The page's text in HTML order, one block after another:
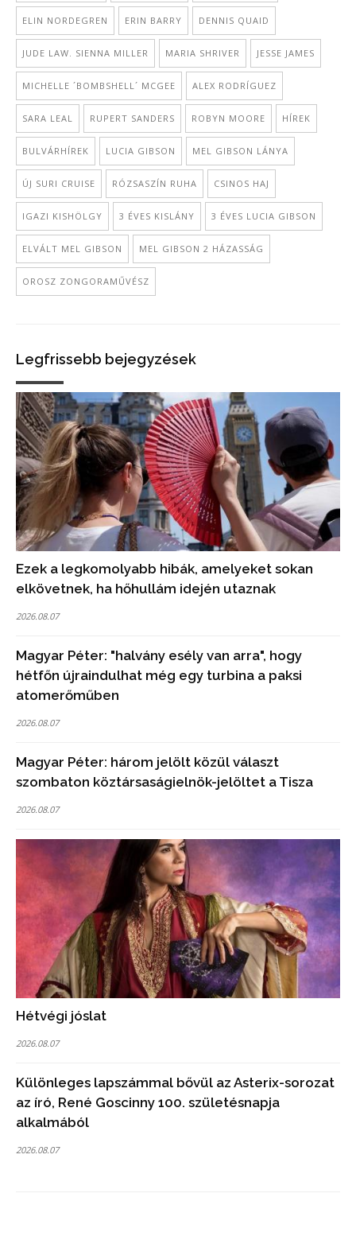
ELIN NORDEGREN ERIN BARRY DENNIS QUAID
JUDE LAW. SIENNA MILLER MARIA SHRIVER JESSE JAMES
MICHELLE ´BOMBSHELL´ MCGEE ALEX RODRÍGUEZ
SARA LEAL RUPERT SANDERS ROBYN MOORE HÍREK
BULVÁRHÍREK LUCIA GIBSON MEL GIBSON LÁNYA
ÚJ SURI CRUISE RÓZSASZÍN RUHA CSINOS HAJ
IGAZI KISHÖLGY 3 ÉVES KISLÁNY 3 ÉVES LUCIA GIBSON
ELVÁLT MEL GIBSON MEL GIBSON 2 HÁZASSÁG
OROSZ ZONGORAMŰVÉSZ
Legfrissebb bejegyzések
Ezek a legkomolyabb hibák, amelyeket sokan
elkövetnek, ha hőhullám idején utaznak
2026.08.07
Magyar Péter: "halvány esély van arra", hogy
hétfőn újraindulhat még egy turbina a paksi
atomerőműben
2026.08.07
Magyar Péter: három jelölt közül választ
szombaton köztársaságielnök-jelöltet a Tisza
2026.08.07
Hétvégi jóslat
2026.08.07
Különleges lapszámmal bővül az Asterix-sorozat
az író, René Goscinny 100. születésnapja
alkalmából
2026.08.07